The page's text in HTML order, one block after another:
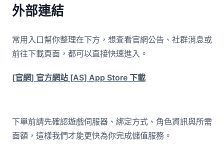
外部連結
常用入口幫你整理在下方，想查看官網公告、社群消息或
前往下載頁面，都可以直接快速進入。
[官網] 官方網站 [AS] App Store 下載
下單前請先確認遊戲伺服器、綁定方式、角色資訊與所需
面額，這樣我們才能更快為你完成儲值服務。